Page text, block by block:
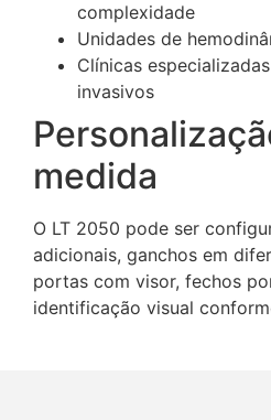
complexidade
Unidades de
Clínicas
invasivos
medida
O LT 2050 pode ser
adicionais, ganchos em
portas com visor, fechos
identificação visual